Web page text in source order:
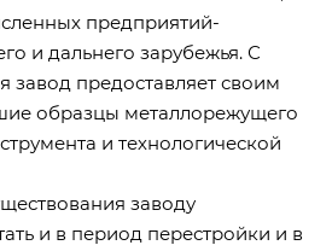
предприятий-
и дальнего зарубежья. С
завод предоставляет своим
образцы металлорежущего
и технологической
заводу
и в период перестройки и в